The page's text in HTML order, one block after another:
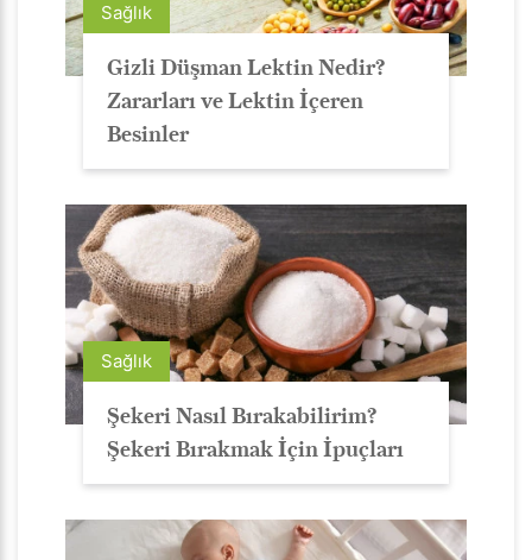
Sağlık
Gizli Düşman Lektin Nedir?
Zararları ve Lektin İçeren
Besinler
Sağlık
Şekeri Nasıl Bırakabilirim?
Şekeri Bırakmak İçin İpuçları